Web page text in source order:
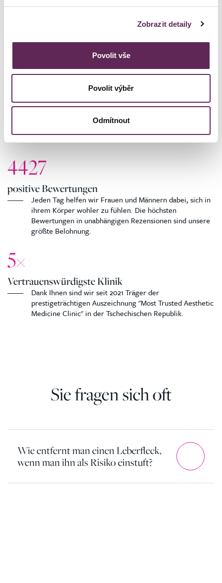
Zobrazit detaily
Povolit vše
Povolit výběr
Odmítnout
20 Jahrenästhetische
4000
Operationen pro Jahr
Seit 20 Jahren lassen wir Ihre Träume von einem
werden.
4427
positive Bewertungen
Jeden Tag helfen wir Frauen und Männern dabei, sich in
ihrem Körper wohler zu fühlen. Die höchsten
Bewertungen in unabhängigen Rezensionen sind unsere
größte Belohnung.
5×
Vertrauenswürdigste Klinik
Dank Ihnen sind wir seit 2021 Träger der
prestigeträchtigen Auszeichnung "Most Trusted Aesthetic
Medicine Clinic" in der Tschechischen Republik.
Sie fragen sich oft
Wie entfernt man einen Leberfleck,
wenn man ihn als Risiko einstuft?